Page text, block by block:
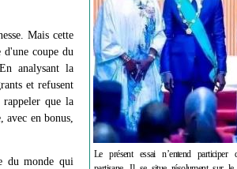
Mais cette
coupe du
analysant la
et refusent
rappeler que la
avec en bonus,
du monde qui
Le présent essai n’entend participer